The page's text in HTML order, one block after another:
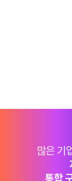
많은 기
통합